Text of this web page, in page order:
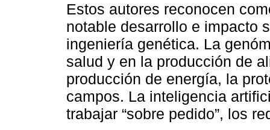
Estos autores reconocen
notable desarrollo e impacto
ingeniería genética. La
salud y en la producción de
producción de energía, la
campos. La inteligencia
trabajar “sobre pedido”, los